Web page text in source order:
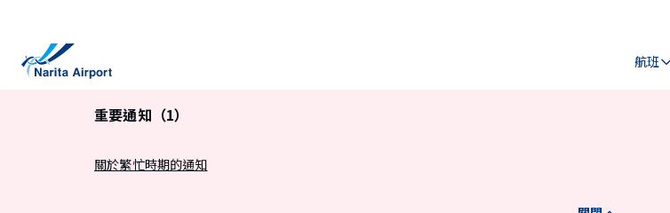
航班
重要通知（1）
關於繁忙時期的通知